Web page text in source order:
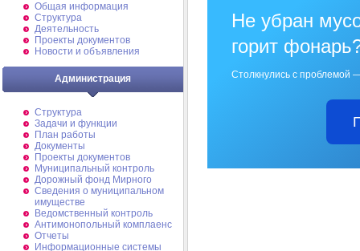
Общая информация
Структура
Деятельность
Проекты документов
Новости и объявления
Администрация
Структура
Задачи и функции
План работы
Документы
Проекты документов
Муниципальный контроль
Дорожный фонд Мирного
Cведения о муниципальном
имуществе
Ведомственный контроль
Антимонопольный комплаенс
Отчеты
Информационные системы
Не убран
горит
Столкнулись с проблемой